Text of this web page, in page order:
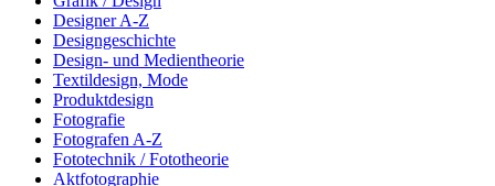
Designer A-Z
Designgeschichte
Design- und Medientheorie
Textildesign, Mode
Produktdesign
Fotografie
Fotografen A-Z
Fototechnik / Fototheorie
Aktfotographie